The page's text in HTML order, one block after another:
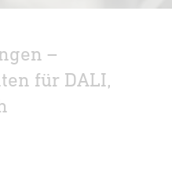
–
für DALI,